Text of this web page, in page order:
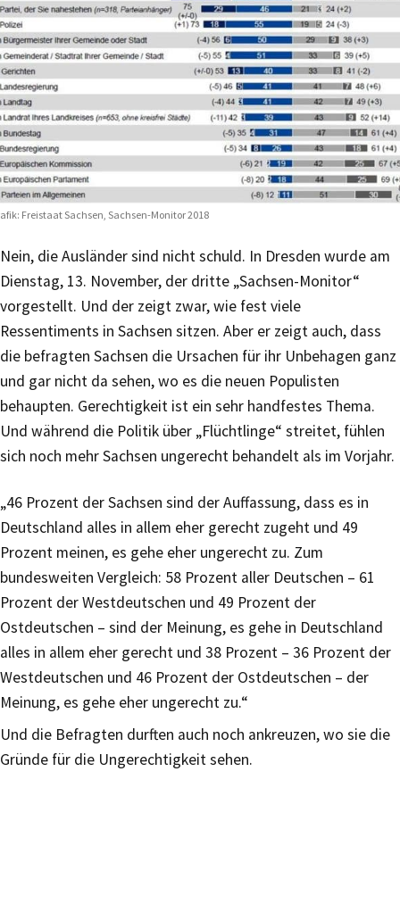
Freistaat Sachsen, Sachsen-Monitor 2018
Nein, die Ausländer sind nicht schuld. In Dresden wurde am
Dienstag, 13. November, der dritte „Sachsen-Monitor“
vorgestellt. Und der zeigt zwar, wie fest viele
Ressentiments in Sachsen sitzen. Aber er zeigt auch, dass
die befragten Sachsen die Ursachen für ihr Unbehagen ganz
und gar nicht da sehen, wo es die neuen Populisten
behaupten. Gerechtigkeit ist ein sehr handfestes Thema.
Und während die Politik über „Flüchtlinge“ streitet, fühlen
sich noch mehr Sachsen ungerecht behandelt als im Vorjahr.
„46 Prozent der Sachsen sind der Auffassung, dass es in
Deutschland alles in allem eher gerecht zugeht und 49
Prozent meinen, es gehe eher ungerecht zu. Zum
bundesweiten Vergleich: 58 Prozent aller Deutschen – 61
Prozent der Westdeutschen und 49 Prozent der
Ostdeutschen – sind der Meinung, es gehe in Deutschland
alles in allem eher gerecht und 38 Prozent – 36 Prozent der
Westdeutschen und 46 Prozent der Ostdeutschen – der
Meinung, es gehe eher ungerecht zu.“
Und die Befragten durften auch noch ankreuzen, wo sie die
Gründe für die Ungerechtigkeit sehen.